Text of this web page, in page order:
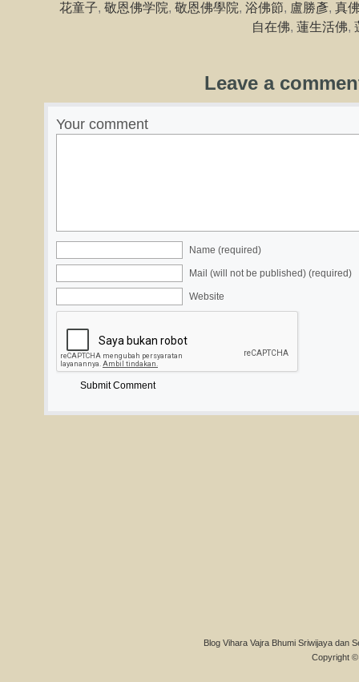
花童子, 敬恩佛学院, 敬恩佛學院, 浴佛節, 盧勝彥, 真
自在佛, 蓮生活佛,
Leave a
Your comment
Name (required)
Mail (will not be published) (required)
Website
Blog Vihara Vajra Bhumi Sriwijaya dan
Copyright ©